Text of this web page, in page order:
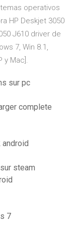
operativos
HP Deskjet 3050
J610 driver de
7, Win 8.1,
y Mac].
sur pc
complete
steam
7